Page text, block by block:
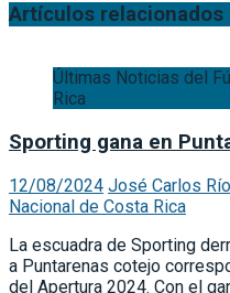
Artículos relacionados
Últimas Noticias del
Rica
Sporting gana en
12/08/2024 José Carlos
Nacional de Costa Rica
La escuadra de Sporting
a Puntarenas cotejo
del Apertura 2024. Con el